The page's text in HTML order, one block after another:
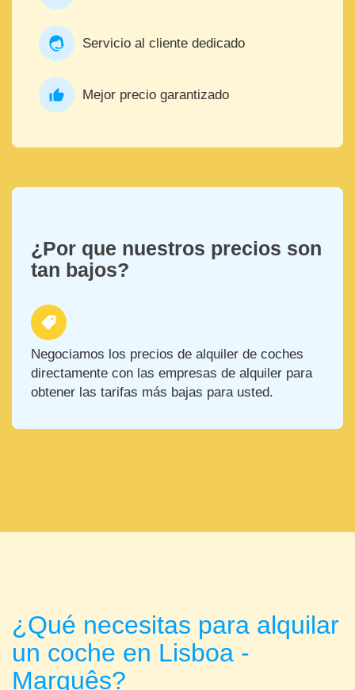
Servicio al cliente dedicado
Mejor precio garantizado
¿Por que nuestros precios son
tan bajos?
Negociamos los precios de alquiler de coches
directamente con las empresas de alquiler para
obtener las tarifas más bajas para usted.
¿Qué necesitas para alquilar
un coche en Lisboa -
Marquês?